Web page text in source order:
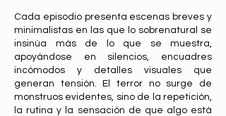
Cada episodio presenta escenas breves y
minimalistas en las que lo sobrenatural se
insinúa más de lo que se muestra,
apoyándose en silencios, encuadres
incómodos y detalles visuales que
generan tensión. El terror no surge de
monstruos evidentes, sino de la repetición,
la rutina y la sensación de que algo está